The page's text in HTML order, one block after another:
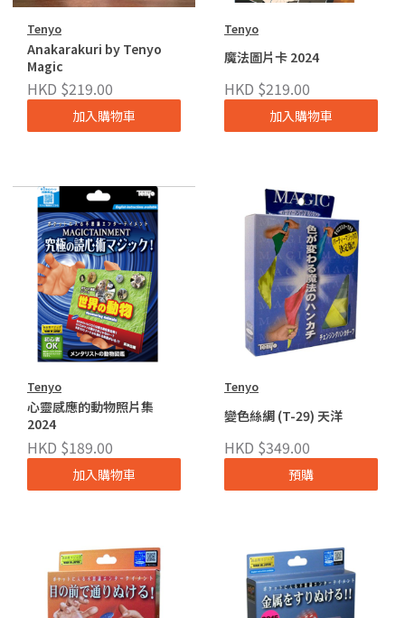
Tenyo
Anakarakuri by Tenyo
Magic
HKD $219.00
加入購物車
Tenyo
魔法圖片卡 2024
HKD $219.00
加入購物車
Tenyo
心靈感應的動物照片集
2024
HKD $189.00
加入購物車
Tenyo
變色絲綢 (T-29) 天洋
HKD $349.00
預購